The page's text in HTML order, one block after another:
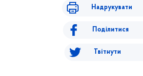
Надрукувати
Поділитися
Твітнути